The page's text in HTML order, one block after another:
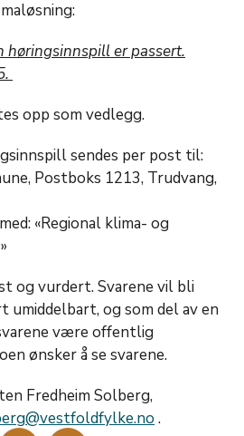
høringsinnspill er passert.
opp som vedlegg.
sendes per post til:
Postboks 1213, Trudvang,
«Regional klima- og
og vurdert. Svarene vil bli
og som del av en
være offentlig
ønsker å se svarene.
Fredheim Solberg,
.